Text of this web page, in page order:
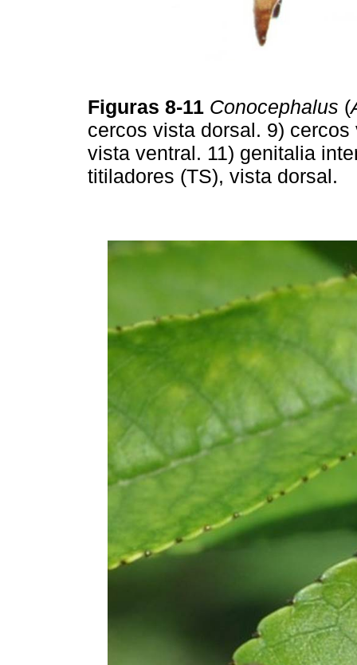
Figuras 8-11 Conocephalus (
cercos vista dorsal. 9)
vista ventral. 11) genitalia
titiladores (TS), vista dorsal.